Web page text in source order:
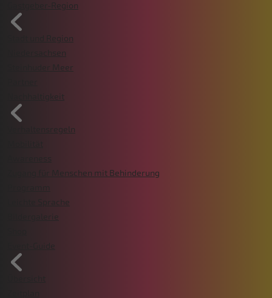
Gastgeber-Region
Stadt und Region
Niedersachsen
Steinhuder Meer
Nachhaltigkeit
Verhaltensregeln
Zugang für Menschen mit Behinderung
Leichte Sprache
Bildergalerie